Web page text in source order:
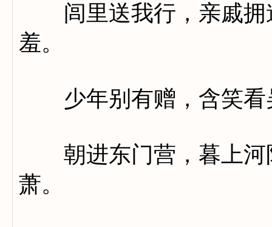
闾里送我行，亲戚拥
羞。
少年别有赠，含笑看
朝进东门营，暮上河
萧。